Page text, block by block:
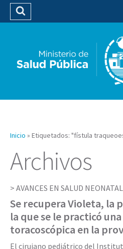
Buscar
Inicio » Etiquetados: "fístula
Archivos
AVANCES EN SALUD
Se recupera Violeta, la
la que se le practicó
toracoscópica en la
El cirujano pediátrico del